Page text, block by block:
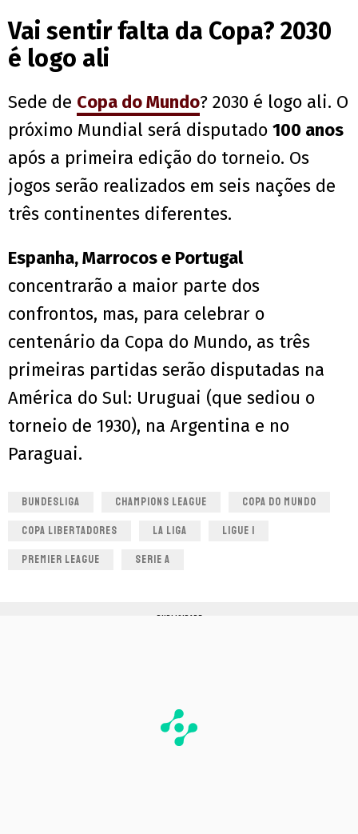
Vai sentir falta da Copa? 2030
é logo ali
Sede de Copa do Mundo? 2030 é logo ali. O
próximo Mundial será disputado 100 anos
após a primeira edição do torneio. Os
jogos serão realizados em seis nações de
três continentes diferentes.
Espanha, Marrocos e Portugal
concentrarão a maior parte dos
confrontos, mas, para celebrar o
centenário da Copa do Mundo, as três
primeiras partidas serão disputadas na
América do Sul: Uruguai (que sediou o
torneio de 1930), na Argentina e no
Paraguai.
BUNDESLIGA CHAMPIONS LEAGUE COPA DO MUNDO
COPA LIBERTADORES LA LIGA LIGUE 1
PREMIER LEAGUE SERIE A
PUBLICIDADE